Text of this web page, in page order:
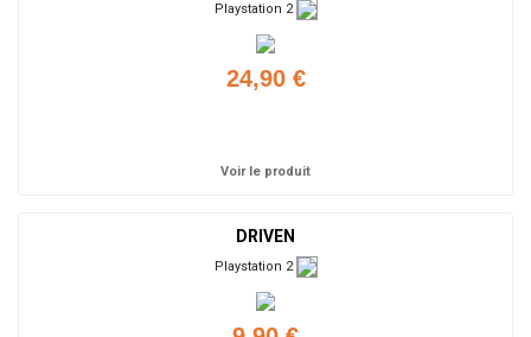
Playstation 2
24,90 €
Voir le produit
DRIVEN
Playstation 2